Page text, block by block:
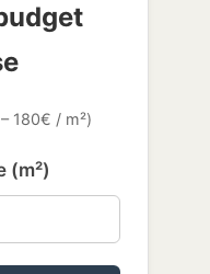
180€ / m²)
(m²)